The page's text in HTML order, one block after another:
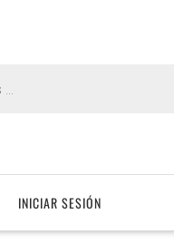
INICIAR SESIÓN